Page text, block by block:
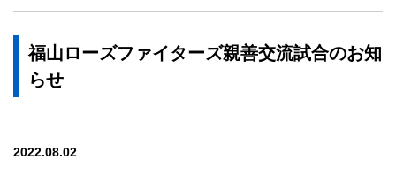
福山ローズファイターズ親善交流試合のお知
らせ
2022.08.02